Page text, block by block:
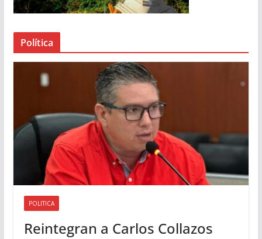
e
Política
POLITICA
Reintegran a Carlos Collazos